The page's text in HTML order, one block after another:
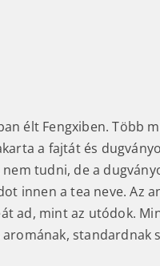
élt Fengxiben. Több
a fajtát és
tudni, de a
innen a tea neve. Az
ad, mint az utódok.
standardnak